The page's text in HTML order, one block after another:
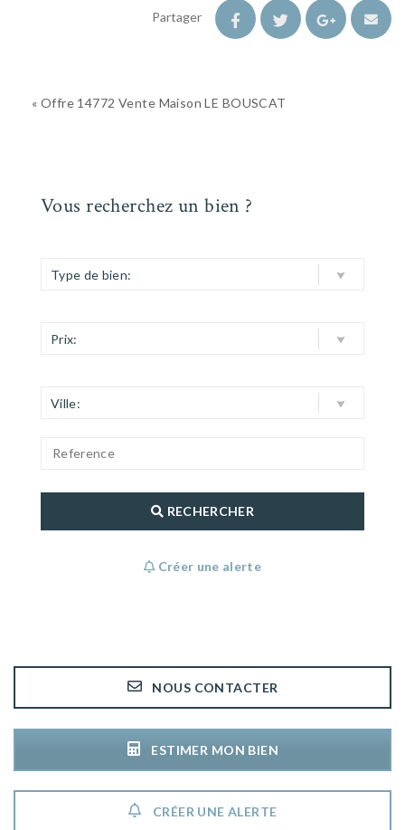
Partager
« Offre 14772 Vente Maison LE BOUSCAT
Vous recherchez un bien ?
Type de bien:
Prix:
Ville:
RECHERCHER
Créer une alerte
NOUS CONTACTER
ESTIMER MON BIEN
CRÉER UNE ALERTE